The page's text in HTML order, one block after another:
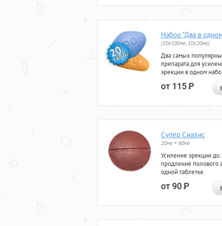
Набор "Два в
(10x100мг, 10x20мг)
Два самых
препарата для
эрекции в одном
от 115Р
Супер Сиалис
20мг + 60мг
Усиление эрекции до
продление полового
одной таблетке.
от 90Р